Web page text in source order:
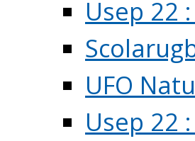
Usep 22
UFO
Usep 22